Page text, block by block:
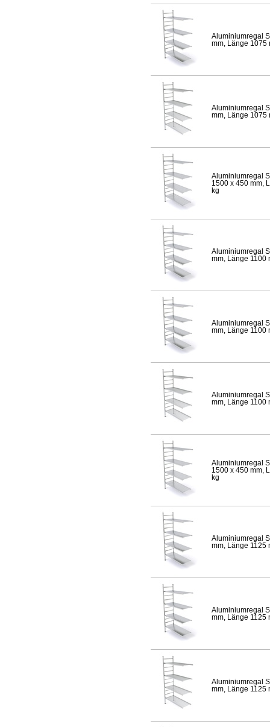
Aluminiumregal
mm, Länge 1075
Aluminiumregal
mm, Länge 1075
Aluminiumregal
1500 x 450 mm,
kg
Aluminiumregal
mm, Länge 1100
Aluminiumregal
mm, Länge 1100
Aluminiumregal
mm, Länge 1100
Aluminiumregal
1500 x 450 mm,
kg
Aluminiumregal
mm, Länge 1125
Aluminiumregal
mm, Länge 1125
Aluminiumregal
mm, Länge 1125